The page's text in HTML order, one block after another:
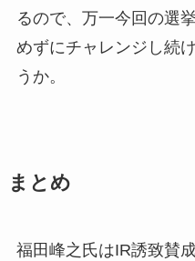
るので、万一今回の選
めずにチャレンジし続
うか。
まとめ
福田峰之氏はIR誘致賛